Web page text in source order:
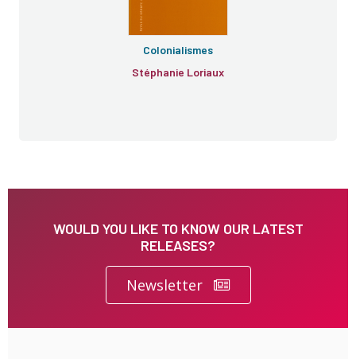
Colonialismes
Stéphanie Loriaux
WOULD YOU LIKE TO KNOW OUR LATEST
RELEASES?
Newsletter